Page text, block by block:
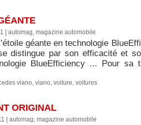
automag, magazine automobile
géante en technologie
distingue par son efficacité et
BlueEfficiency ... Pour sa
viano, viano, voiture, voitures
ORIGINAL
automag, magazine automobile